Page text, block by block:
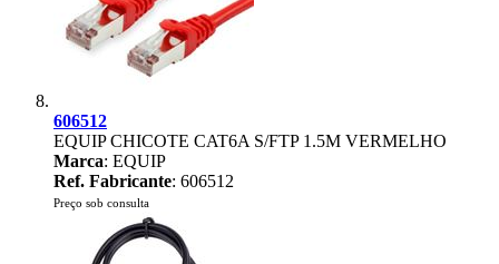
606512
EQUIP CHICOTE CAT6A S/FTP 1.5M VERMELHO
Marca: EQUIP
Ref. Fabricante: 606512
Preço sob consulta